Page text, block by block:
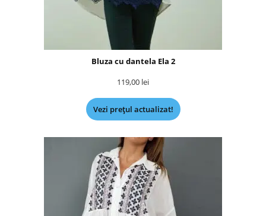
Bluza cu dantela Ela 2
119,00 lei
Vezi prețul actualizat!